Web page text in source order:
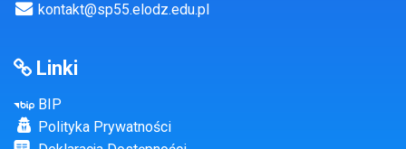
kontakt@sp55.elodz.edu.pl
Linki
BIP
Polityka Prywatności